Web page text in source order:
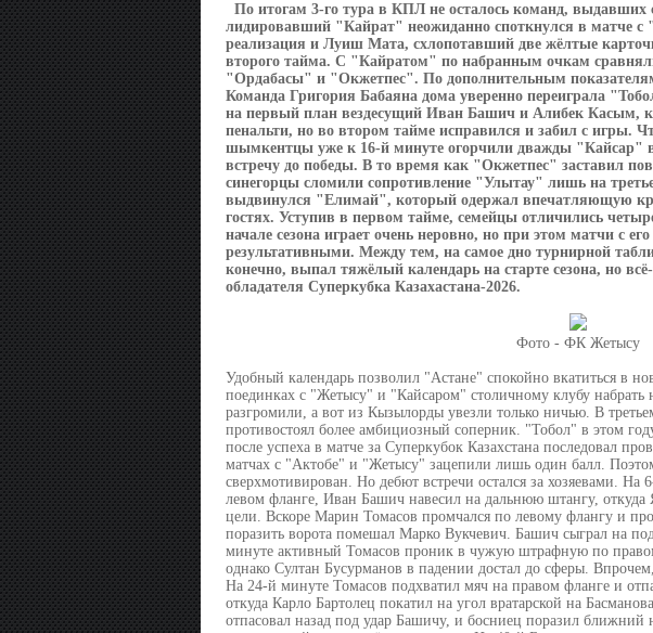
По итогам 3-го тура в КПЛ не осталось команд, выдавших
лидировавший "Кайрат" неожиданно споткнулся в матче
реализация и Луиш Мата, схлопотавший две жёлтые
второго тайма. С "Кайратом" по набранным очкам
"Ордабасы" и "Окжетпес". По дополнительным
Команда Григория Бабаяна дома уверенно переиграла
на первый план вездесущий Иван Башич и Алибек Касым,
пенальти, но во втором тайме исправился и забил с игры.
шымкентцы уже к 16-й минуте огорчили дважды "Кайсар"
встречу до победы. В то время как "Окжетпес" заставил
синегорцы сломили сопротивление "Улытау" лишь на
выдвинулся "Елимай", который одержал впечатляющую
гостях. Уступив в первом тайме, семейцы отличились
начале сезона играет очень неровно, но при этом матчи с
результативными. Между тем, на самое дно турнирной
конечно, выпал тяжёлый календарь на старте сезона, но
обладателя Суперкубка Казахастана-2026.
Фото - ФК Жетысу
Удобный календарь позволил "Астане" спокойно вкатиться в
поединках с "Жетысу" и "Кайсаром" столичному клубу набрать
разгромили, а вот из Кызылорды увезли только ничью. В
противостоял более амбициозный соперник. "Тобол" в этом
после успеха в матче за Суперкубок Казахстана последовал
матчах с "Актобе" и "Жетысу" зацепили лишь один балл.
сверхмотивирован. Но дебют встречи остался за хозяевами. На
левом фланге, Иван Башич навесил на дальнюю штангу,
цели. Вскоре Марин Томасов промчался по левому флангу и
поразить ворота помешал Марко Вукчевич. Башич сыграл на
минуте активный Томасов проник в чужую штрафную по
однако Султан Бусурманов в падении достал до сферы.
На 24-й минуте Томасов подхватил мяч на правом фланге и
откуда Карло Бартолец покатил на угол вратарской на
отпасовал назад под удар Башичу, и босниец поразил